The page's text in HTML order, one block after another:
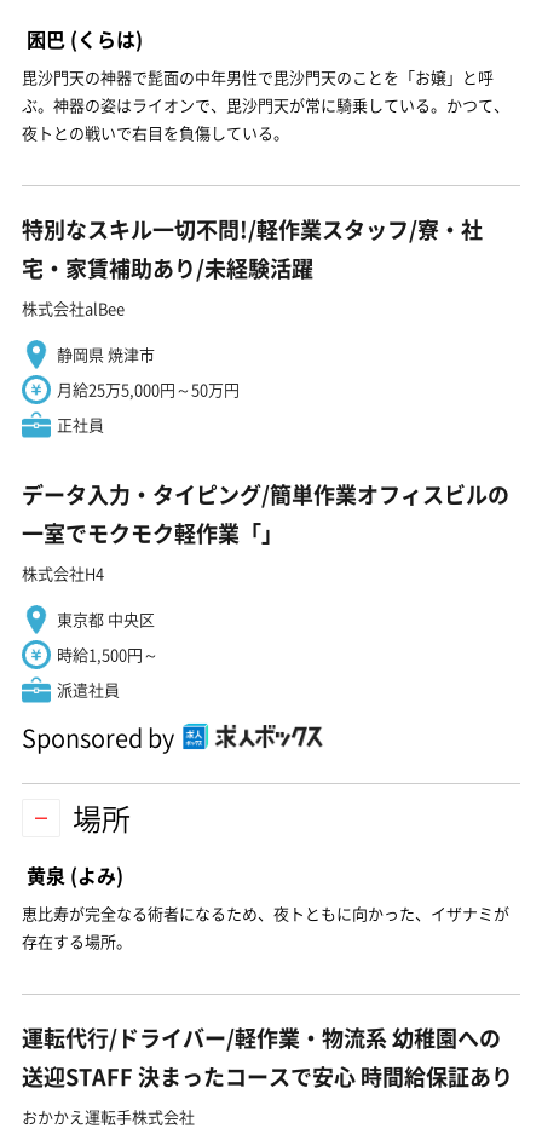
囷巴 (くらは)
毘沙門天の神器で髭面の中年男性で毘沙門天のことを「お嬢」と呼
ぶ。神器の姿はライオンで、毘沙門天が常に騎乗している。かつて、
夜トとの戦いで右目を負傷している。
特別なスキル一切不問!/軽作業スタッフ/寮・社
宅・家賃補助あり/未経験活躍
株式会社alBee
静岡県 焼津市
月給25万5,000円～50万円
正社員
データ入力・タイピング/簡単作業オフィスビルの
一室でモクモク軽作業「」
株式会社H4
東京都 中央区
時給1,500円～
派遣社員
Sponsored by
場所
黄泉 (よみ)
恵比寿が完全なる術者になるため、夜トともに向かった、イザナミが
存在する場所。
運転代行/ドライバー/軽作業・物流系 幼稚園への
送迎STAFF 決まったコースで安心 時間給保証あり
おかかえ運転手株式会社